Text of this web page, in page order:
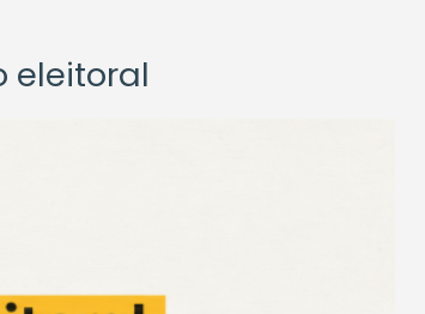
eleitoral